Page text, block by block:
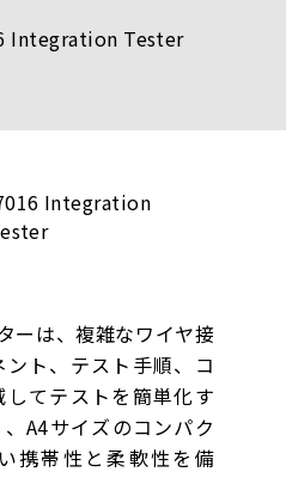
ーは、複雑なワイヤ接
ト、テスト手順、コ
てテストを簡単化す
A4サイズのコンパク
携帯性と柔軟性を備